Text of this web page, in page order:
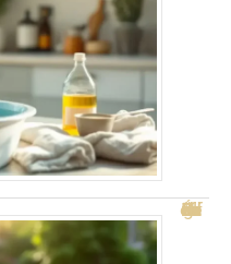
Remède de grand-mère : Éliminez la mousse efficacement